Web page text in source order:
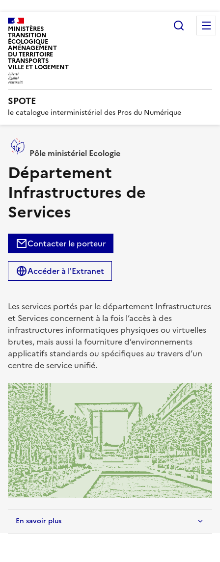
MINISTÈRES
TRANSITION
ÉCOLOGIQUE
AMÉNAGEMENT
DU TERRITOIRE
TRANSPORTS
VILLE ET LOGEMENT
SPOTE
le catalogue interministériel des Pros du Numérique
Pôle ministériel Ecologie
Département
Infrastructures de
Services
Contacter le porteur
Accéder à l'Extranet
Les services portés par le département Infrastructures
et Services concernent à la fois l’accès à des
infrastructures informatiques physiques ou virtuelles
brutes, mais aussi la fourniture d’environnements
applicatifs standards ou spécifiques au travers d’un
centre de service unifié.
En savoir plus